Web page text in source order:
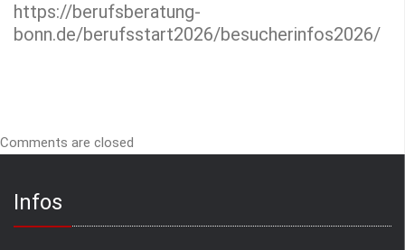
https://berufsberatung-
bonn.de/berufsstart2026/besucherinfos2026/
Comments are closed
Infos